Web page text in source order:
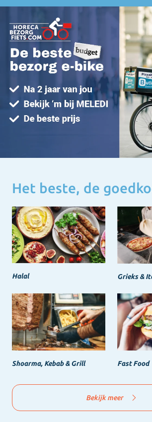
Het beste, de
Halal Grieks &
Shoarma, Kebab & Grill Fast Food
Bekijk meer